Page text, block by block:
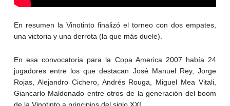
En resumen la Vinotinto finalizó el torneo con dos empates,
una victoria y una derrota (la que más duele).
En esa convocatoria para la Copa America 2007 había 24
jugadores entre los que destacan José Manuel Rey, Jorge
Rojas, Alejandro Cichero, Andrés Rouga, Miguel Mea Vitali,
Giancarlo Maldonado entre otros de la generación del boom